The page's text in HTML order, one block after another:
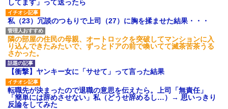
百年の恋12-899 食べた量を
張り合ってくる
【悲報】佐藤輝明・・・２軍
でも盛大にやらかす←あまり悲
しませないでくれ
してます」って送ったら
私（23）冗談のつもりで上司（27）に胸を揉ませた結果・・・
隣の部屋の住民の母親、オートロックを突破してマンションに入
り込んできたみたいで、ずっとドアの前で喚いてて滅茶苦茶うる
さかった。
【衝撃】ヤンキー女に「サせて」って言った結果
転職先が決まったので退職の意思を伝えたら。上司「無責任」
「簡単には辞めさせない」私（どうせ辞めるし…）→ 思いっきり
反論をしてみた